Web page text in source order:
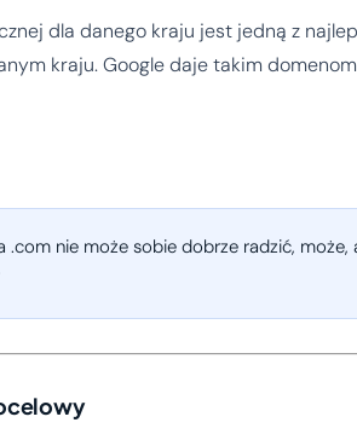
dla danego kraju jest jedną z
kraju. Google daje takim
.com nie może sobie dobrze radzić, może,